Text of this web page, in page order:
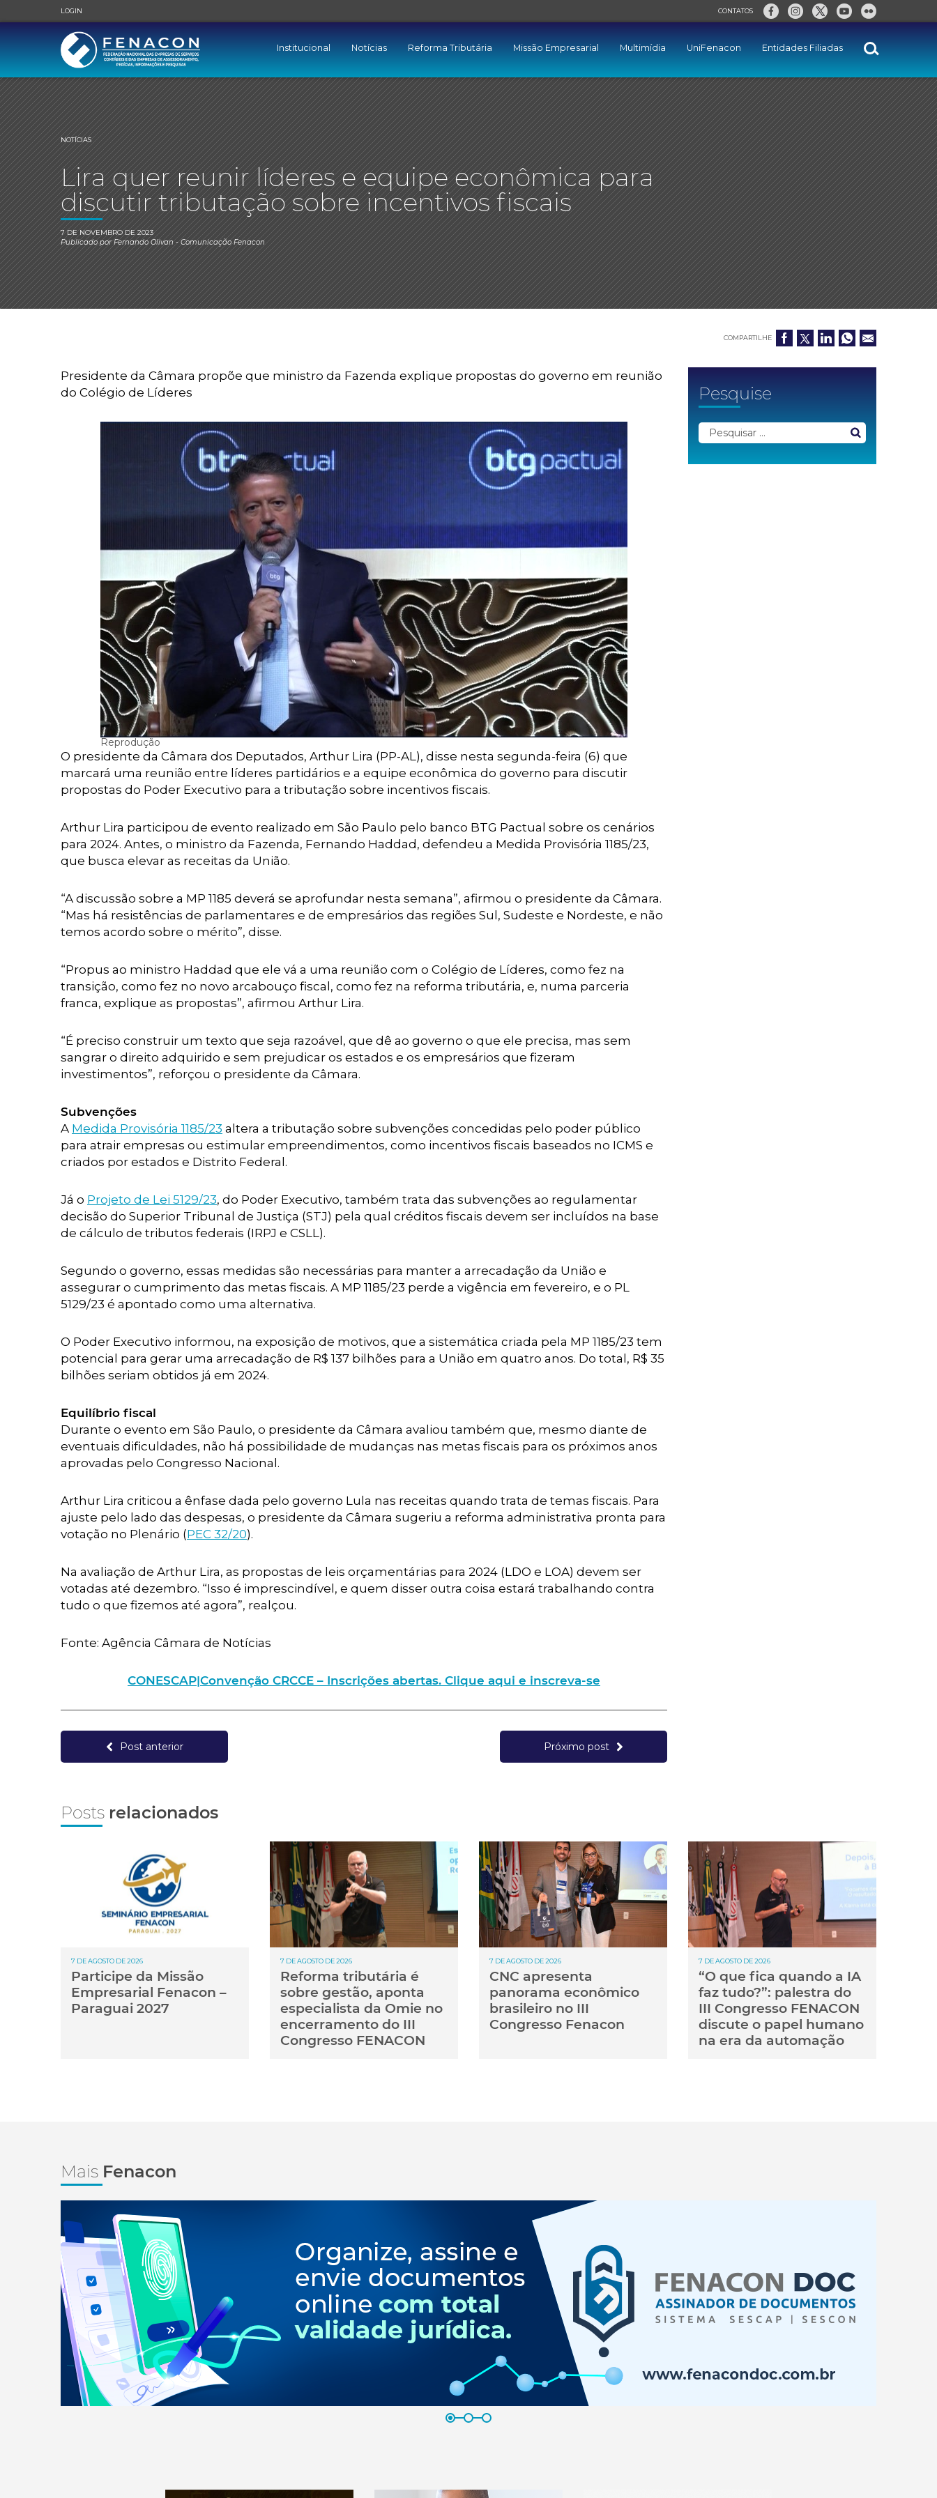
LOGIN CONTATOS
Institucional Notícias Reforma Tributária Missão Empresarial Multimídia UniFenacon Entidades Filiadas
NOTÍCIAS
Lira quer reunir líderes e equipe econômica para
discutir tributação sobre incentivos fiscais
7 DE NOVEMBRO DE 2023
Publicado porFernando Olivan- Comunicação Fenacon
COMPARTILHE
Presidente da Câmara propõe que ministro da Fazenda explique propostas do governo em reunião
do Colégio de Líderes
Reprodução
O presidente da Câmara dos Deputados, Arthur Lira (PP-AL), disse nesta segunda-feira (6) que
marcará uma reunião entre líderes partidários e a equipe econômica do governo para discutir
propostas do Poder Executivo para a tributação sobre incentivos fiscais.
Arthur Lira participou de evento realizado em São Paulo pelo banco BTG Pactual sobre os cenários
para 2024. Antes, o ministro da Fazenda, Fernando Haddad, defendeu a Medida Provisória 1185/23,
que busca elevar as receitas da União.
“A discussão sobre a MP 1185 deverá se aprofundar nesta semana”, afirmou o presidente da Câmara.
“Mas há resistências de parlamentares e de empresários das regiões Sul, Sudeste e Nordeste, e não
temos acordo sobre o mérito”, disse.
“Propus ao ministro Haddad que ele vá a uma reunião com o Colégio de Líderes, como fez na
transição, como fez no novo arcabouço fiscal, como fez na reforma tributária, e, numa parceria
franca, explique as propostas”, afirmou Arthur Lira.
“É preciso construir um texto que seja razoável, que dê ao governo o que ele precisa, mas sem
sangrar o direito adquirido e sem prejudicar os estados e os empresários que fizeram
investimentos”, reforçou o presidente da Câmara.
Subvenções
A Medida Provisória 1185/23 altera a tributação sobre subvenções concedidas pelo poder público
para atrair empresas ou estimular empreendimentos, como incentivos fiscais baseados no ICMS e
criados por estados e Distrito Federal.
Já o Projeto de Lei 5129/23, do Poder Executivo, também trata das subvenções ao regulamentar
decisão do Superior Tribunal de Justiça (STJ) pela qual créditos fiscais devem ser incluídos na base
de cálculo de tributos federais (IRPJ e CSLL).
Segundo o governo, essas medidas são necessárias para manter a arrecadação da União e
assegurar o cumprimento das metas fiscais. A MP 1185/23 perde a vigência em fevereiro, e o PL
5129/23 é apontado como uma alternativa.
O Poder Executivo informou, na exposição de motivos, que a sistemática criada pela MP 1185/23 tem
potencial para gerar uma arrecadação de R$ 137 bilhões para a União em quatro anos. Do total, R$ 35
bilhões seriam obtidos já em 2024.
Equilíbrio fiscal
Durante o evento em São Paulo, o presidente da Câmara avaliou também que, mesmo diante de
eventuais dificuldades, não há possibilidade de mudanças nas metas fiscais para os próximos anos
aprovadas pelo Congresso Nacional.
Arthur Lira criticou a ênfase dada pelo governo Lula nas receitas quando trata de temas fiscais. Para
ajuste pelo lado das despesas, o presidente da Câmara sugeriu a reforma administrativa pronta para
votação no Plenário (PEC 32/20).
Na avaliação de Arthur Lira, as propostas de leis orçamentárias para 2024 (LDO e LOA) devem ser
votadas até dezembro. “Isso é imprescindível, e quem disser outra coisa estará trabalhando contra
tudo o que fizemos até agora”, realçou.
Fonte: Agência Câmara de Notícias
CONESCAP|Convenção CRCCE – Inscrições abertas. Clique aqui e inscreva-se
Post anterior Próximo post
Pesquise
Posts relacionados
7 DE AGOSTO DE 2026
Participe da Missão
Empresarial Fenacon –
Paraguai 2027
7 DE AGOSTO DE 2026
Reforma tributária é
sobre gestão, aponta
especialista da Omie no
encerramento do III
Congresso FENACON
7 DE AGOSTO DE 2026
CNC apresenta
panorama econômico
brasileiro no III
Congresso Fenacon
7 DE AGOSTO DE 2026
“O que fica quando a IA
faz tudo?”: palestra do
III Congresso FENACON
discute o papel humano
na era da automação
Mais Fenacon